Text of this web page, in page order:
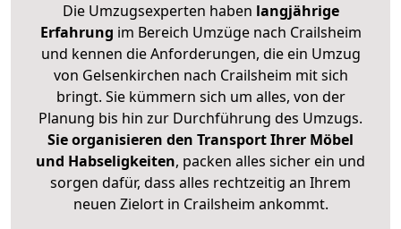
Die Umzugsexperten haben langjährige
Erfahrung im Bereich Umzüge nach Crailsheim
und kennen die Anforderungen, die ein Umzug
von Gelsenkirchen nach Crailsheim mit sich
bringt. Sie kümmern sich um alles, von der
Planung bis hin zur Durchführung des Umzugs.
Sie organisieren den Transport Ihrer Möbel
und Habseligkeiten, packen alles sicher ein und
sorgen dafür, dass alles rechtzeitig an Ihrem
neuen Zielort in Crailsheim ankommt.